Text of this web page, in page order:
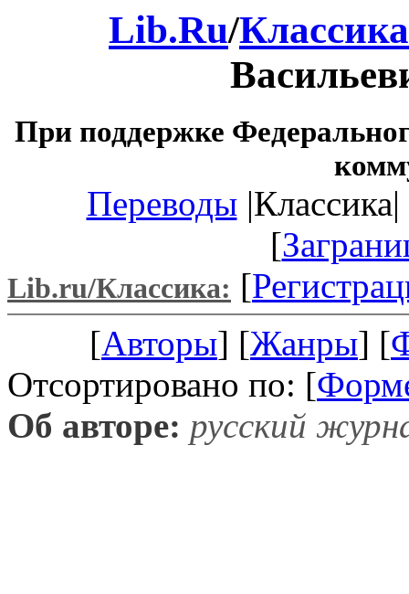
Lib.Ru/Классика
При поддержке
Переводы
[
Lib.ru/Классика: [
[Авторы] [Жанры] [
Отсортировано по: [
Об авторе: русский